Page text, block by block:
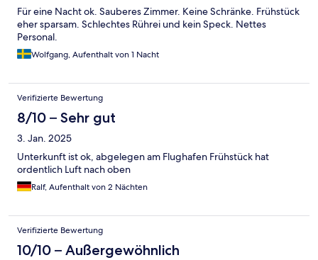
Für eine Nacht ok. Sauberes Zimmer. Keine Schränke. Frühstück
eher sparsam. Schlechtes Rührei und kein Speck. Nettes
Personal.
Wolfgang, Aufenthalt von 1 Nacht
Verifizierte Bewertung
8/10 – Sehr gut
3. Jan. 2025
Unterkunft ist ok, abgelegen am Flughafen Frühstück hat
ordentlich Luft nach oben
Ralf, Aufenthalt von 2 Nächten
Verifizierte Bewertung
10/10 – Außergewöhnlich